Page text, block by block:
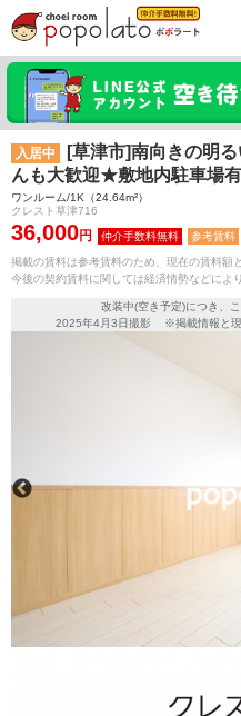
入居中
[草津市]南向きの明
んも大歓迎★敷地内駐車場
ワンルーム/1K（24.64m²）
クレスト草津716
36,000円 参考賃料
掲載の賃料は参考賃料のため、現在の賃料額
今後の契約賃料に関しては経済情勢などによ
改装中(空き予定)につき、
2025年4月3日撮影 ※掲載情報と現